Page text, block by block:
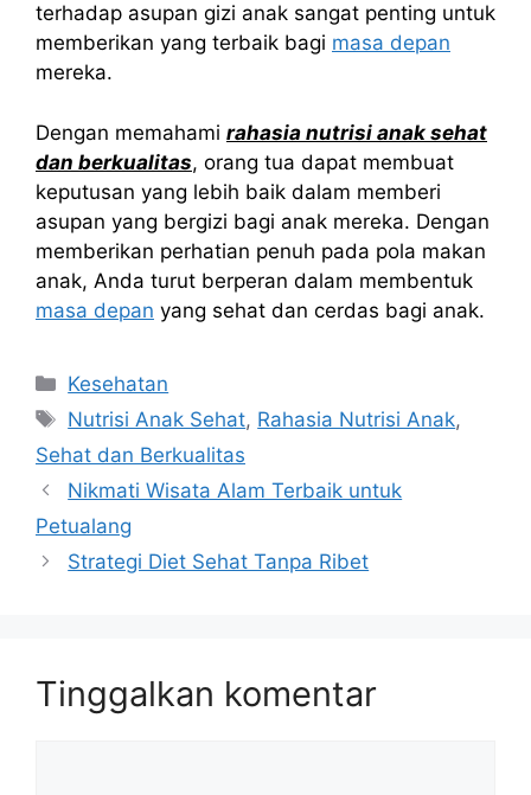
terhadap asupan gizi anak sangat penting untuk
memberikan yang terbaik bagi masa depan
mereka.
Dengan memahami rahasia nutrisi anak sehat
dan berkualitas, orang tua dapat membuat
keputusan yang lebih baik dalam memberi
asupan yang bergizi bagi anak mereka. Dengan
memberikan perhatian penuh pada pola makan
anak, Anda turut berperan dalam membentuk
masa depan yang sehat dan cerdas bagi anak.
Kategori
Kesehatan
Tag
Nutrisi Anak Sehat, Rahasia Nutrisi Anak,
Sehat dan Berkualitas
Nikmati Wisata Alam Terbaik untuk
Petualang
Strategi Diet Sehat Tanpa Ribet
Tinggalkan komentar